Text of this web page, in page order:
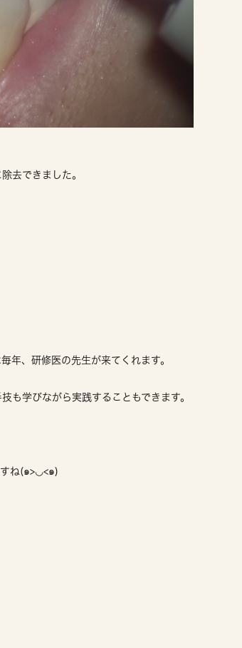
去できました。
年、研修医の先生が来てくれます。
も学びながら実践することもできます。
すね(๑>◡<๑)